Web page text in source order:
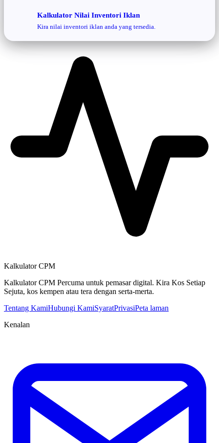
Kalkulator Nilai Inventori Iklan
Kira nilai inventori iklan anda yang tersedia.
Kalkulator CPM
Kalkulator CPM Percuma untuk pemasar digital. Kira Kos Setiap
Sejuta, kos kempen atau tera dengan serta-merta.
Tentang KamiHubungi KamiSyaratPrivasiPeta laman
Kenalan